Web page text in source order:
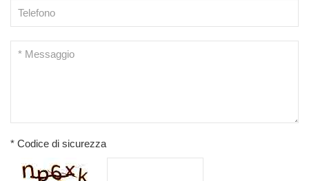
* Codice di sicurezza